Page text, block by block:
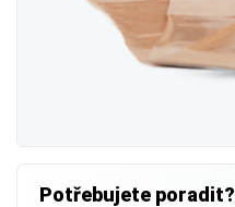
Potřebujete poradit?